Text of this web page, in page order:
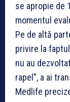
se apropie de
momentul
Pe de altă
privire la
nu au
rapel”, a ai
Medlife